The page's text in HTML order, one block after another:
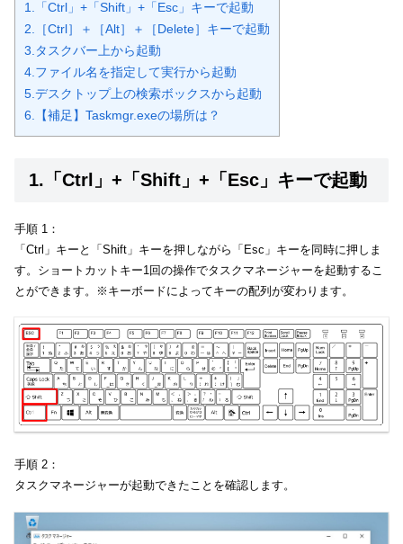
1.「Ctrl」+「Shift」+「Esc」キーで起動
2.［Ctrl］＋［Alt］＋［Delete］キーで起動
3.タスクバー上から起動
4.ファイル名を指定して実行から起動
5.デスクトップ上の検索ボックスから起動
6.【補足】Taskmgr.exeの場所は？
1.「Ctrl」+「Shift」+「Esc」キーで起動
手順 1：
「Ctrl」キーと「Shift」キーを押しながら「Esc」キーを同時に押しま
す。ショートカットキー1回の操作でタスクマネージャーを起動するこ
とができます。※キーボードによってキーの配列が変わります。
手順 2：
タスクマネージャーが起動できたことを確認します。